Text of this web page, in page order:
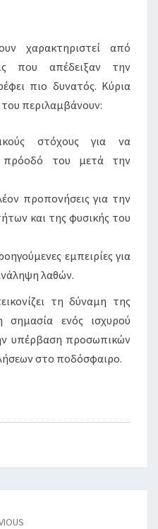
χαρακτηριστεί από
που απέδειξαν την
πιο δυνατός. Κύρια
περιλαμβάνουν:
στόχους για να
πρόοδό του μετά την
προπονήσεις για την
και της φυσικής του
εμπειρίες για
λαθών.
τη δύναμη της
σημασία ενός ισχυρού
υπέρβαση προσωπικών
στο ποδόσφαιρο.